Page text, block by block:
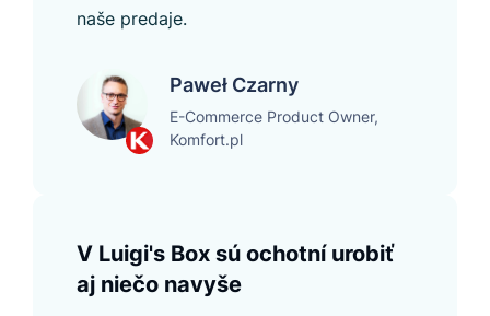
naše predaje.
Paweł Czarny
E-Commerce Product Owner,
Komfort.pl
V Luigi's Box sú ochotní urobiť
aj niečo navyše